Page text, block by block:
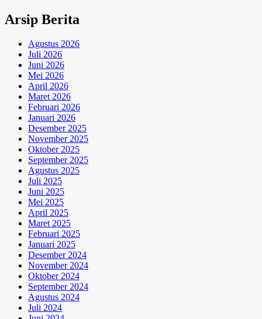
Arsip Berita
Agustus 2026
Juli 2026
Juni 2026
Mei 2026
April 2026
Maret 2026
Februari 2026
Januari 2026
Desember 2025
November 2025
Oktober 2025
September 2025
Agustus 2025
Juli 2025
Juni 2025
Mei 2025
April 2025
Maret 2025
Februari 2025
Januari 2025
Desember 2024
November 2024
Oktober 2024
September 2024
Agustus 2024
Juli 2024